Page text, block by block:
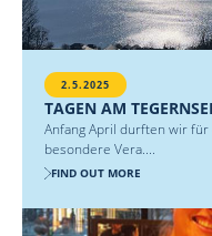
2.5.2025
TAGEN AM
Anfang April durften wir für
besondere Vera....
FIND OUT MORE